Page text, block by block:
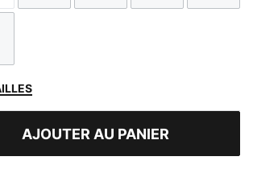
de souhaits
AJOUTER AU PANIER